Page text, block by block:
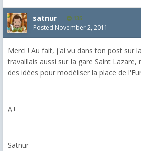
satnur 135
Posted November 2, 2011
Merci ! Au fait, j'ai vu dans ton post sur
travaillais aussi sur la gare Saint
des idées pour modéliser la place de
A+
Satnur